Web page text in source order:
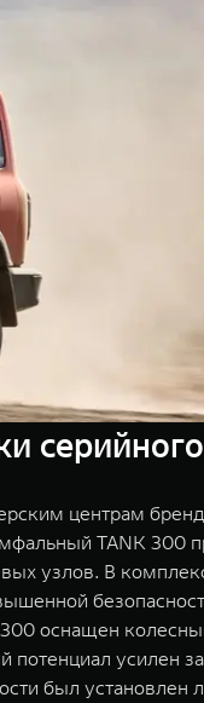
центрам
TANK 300
узлов. В
оснащен
усилен
был установлен